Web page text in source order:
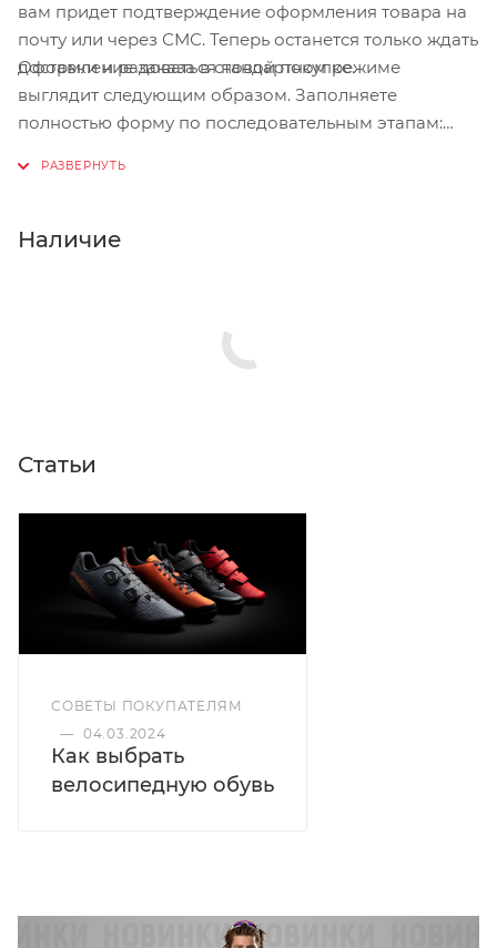
Предназначение: трейл; туризм; пешие прогулки
Материалы: усиленная стекловолокном подошва из
полиамида; резиновое покрытие вокруг шипов;
синтетическая кожа
Сезон: весна/лето/осень
Размеры: 40-48
шнуровку и ногу; колодка увеличенного объёма;
вам придет подтверждение оформления товара на
почту или через СМС. Теперь останется только ждать
доставки и радоваться новой покупке.
Оформление заказа в стандартном режиме
выглядит следующим образом. Заполняете
полностью форму по последовательным этапам:
Нажмите кнопку «Оформить заказ».
Наличие
Статьи
СОВЕТЫ ПОКУПАТЕЛЯМ
— 04.03.2024
Как выбрать
велосипедную обувь